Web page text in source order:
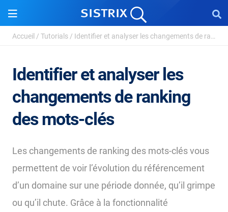
Accueil / Tutorials / Identifier et analyser les changements de ranking des ...
Identifier et analyser les
changements de ranking
des mots-clés
Les changements de ranking des mots-clés vous
permettent de voir l’évolution du référencement
d’un domaine sur une période donnée, qu’il grimpe
ou qu’il chute. Grâce à la fonctionnalité